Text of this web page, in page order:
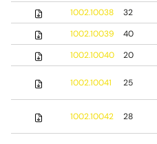
1002.10038
32
1002.10039
40
1002.10040
20
1002.10041 25
1002.10042 28